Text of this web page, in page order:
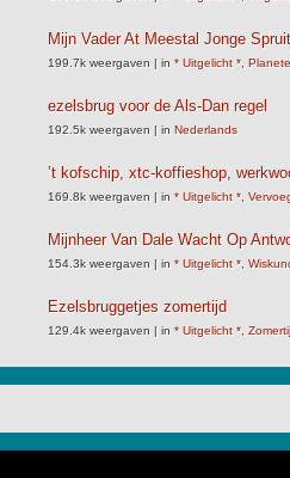
Mijn Vader At Meestal Jonge
199.7k weergaven | in * Uitgelicht *
ezelsbrug voor de Als-Dan regel
192.5k weergaven | in Nederlands
’t kofschip, xtc-koffieshop,
169.8k weergaven | in * Uitgelicht *
Mijnheer Van Dale Wacht Op
154.3k weergaven | in * Uitgelicht *
Ezelsbruggetjes zomertijd
129.4k weergaven | in * Uitgelicht *